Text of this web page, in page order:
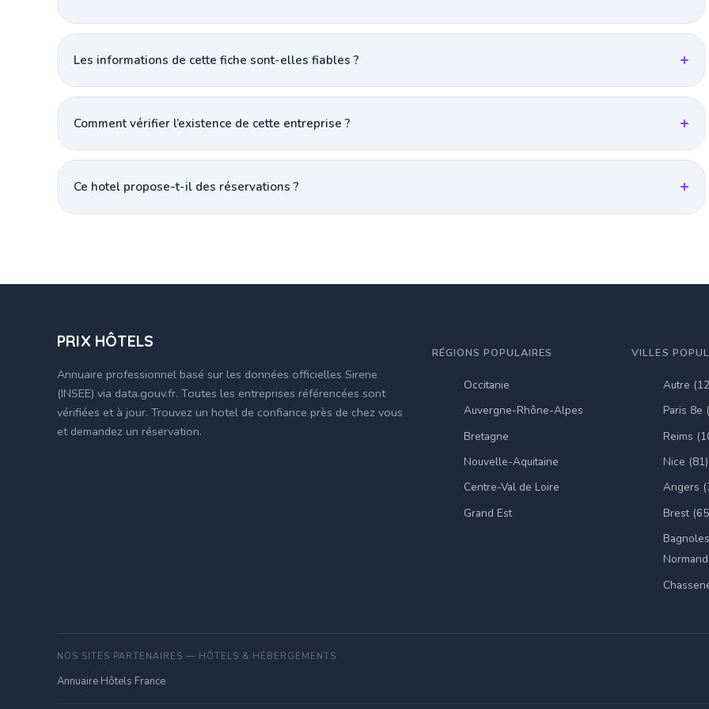
Les informations de cette fiche sont-elles fiables ?
Comment vérifier l’existence de cette entreprise ?
Ce hotel propose-t-il des réservations ?
PRIX HÔTELS
Annuaire professionnel basé sur les données officielles Sirene
(INSEE) via data.gouv.fr. Toutes les entreprises référencées sont
vérifiées et à jour. Trouvez un hotel de confiance près de chez vous
et demandez un réservation.
RÉGIONS POPULAIRES
Occitanie
Auvergne-Rhône-Alpes
Bretagne
Nouvelle-Aquitaine
Centre-Val de Loire
Grand Est
VILLES
Autre
Paris 8e
Reims
Nice (81)
Angers
Brest
NOS SITES PARTENAIRES — HÔTELS & HÉBERGEMENTS
Annuaire Hôtels France